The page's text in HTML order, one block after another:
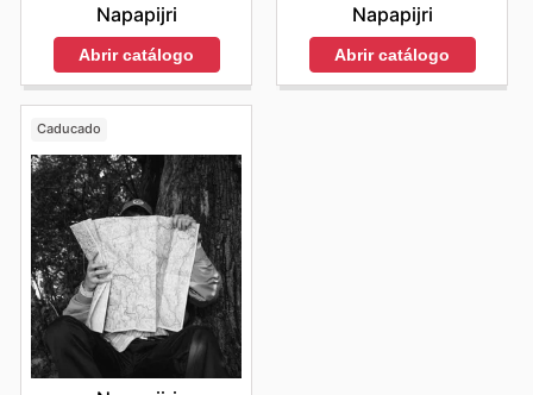
Napapijri
Abrir catálogo
Napapijri
Abrir catálogo
Caducado